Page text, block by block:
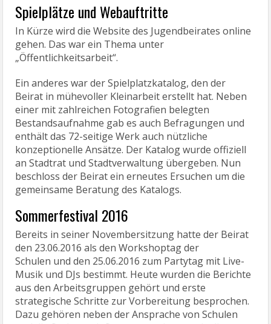
Spielplätze und Webauftritte
In Kürze wird die Website des Jugendbeirates online
gehen. Das war ein Thema unter
„Öffentlichkeitsarbeit“.
Ein anderes war der Spielplatzkatalog, den der
Beirat in mühevoller Kleinarbeit erstellt hat. Neben
einer mit zahlreichen Fotografien belegten
Bestandsaufnahme gab es auch Befragungen und
enthält das 72-seitige Werk auch nützliche
konzeptionelle Ansätze. Der Katalog wurde offiziell
an Stadtrat und Stadtverwaltung übergeben. Nun
beschloss der Beirat ein erneutes Ersuchen um die
gemeinsame Beratung des Katalogs.
Sommerfestival 2016
Bereits in seiner Novembersitzung hatte der Beirat
den 23.06.2016 als den Workshoptag der
Schulen und den 25.06.2016 zum Partytag mit Live-
Musik und DJs bestimmt. Heute wurden die Berichte
aus den Arbeitsgruppen gehört und erste
strategische Schritte zur Vorbereitung besprochen.
Dazu gehören neben der Ansprache von Schulen